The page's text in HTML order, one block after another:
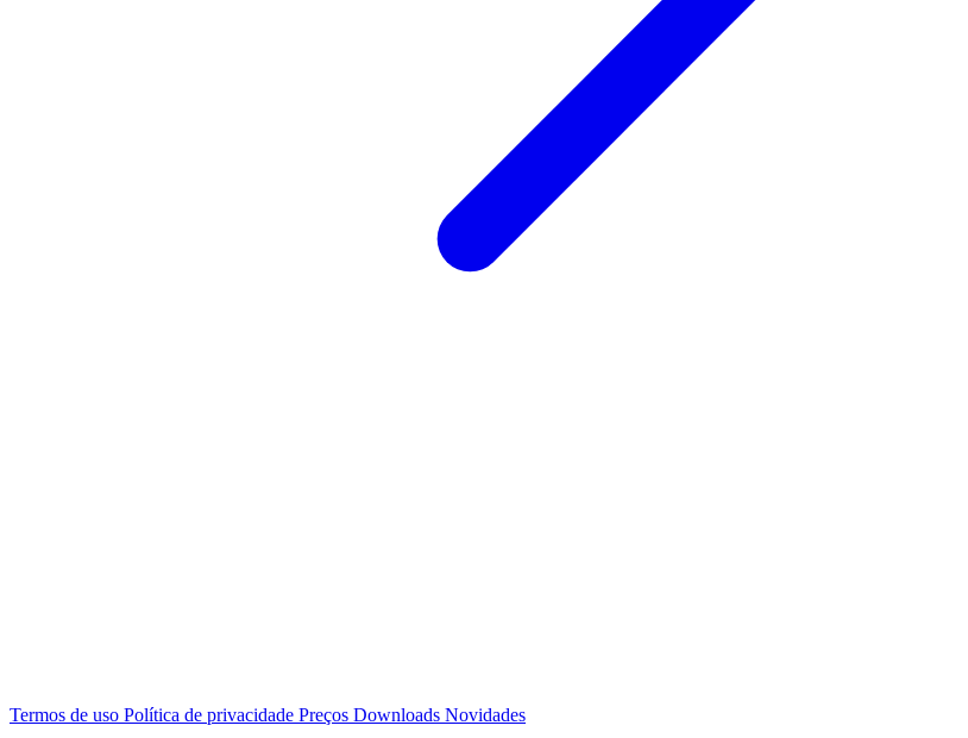
Termos de uso Política de privacidade Preços Downloads Novidades